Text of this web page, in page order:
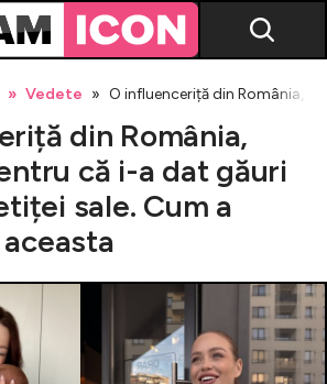
TV
Vedete O influenceriță din România,
din România,
că i-a dat găuri
sale. Cum a